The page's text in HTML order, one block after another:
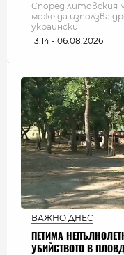
Според литовския
може да използва
украински
13:14 - 06.08.2026
ВАЖНО ДНЕС
ПЕТИМА
УБИЙСТВОТО В